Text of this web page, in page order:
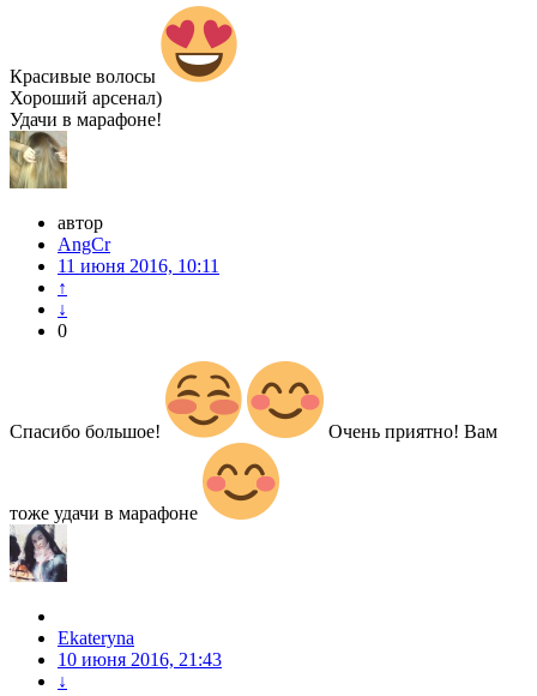
Красивые волосы
Хороший арсенал)
Удачи в марафоне!
автор
AngCr
11 июня 2016, 10:11
↑
↓
0
Спасибо большое! Очень приятно! Вам
тоже удачи в марафоне
Ekateryna
10 июня 2016, 21:43
↓